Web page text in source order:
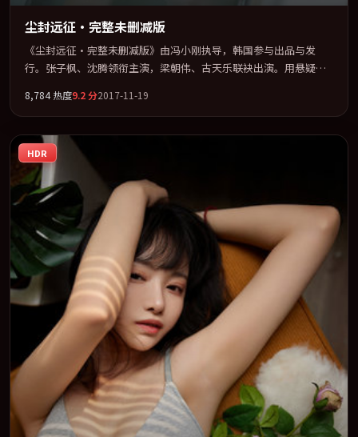
尘封远征·完整未删减版
《尘封远征·完整未删减版》由冯小刚执导，韩国参与出品与发
行。张子枫、沈腾领衔主演，梁朝伟、古天乐联袂出演。用悬疑外
叙事、表演与视听上力求统一。定于 2017-07-14 在内地院线及主流
平台同步亮相，2017 年度话题片中口碑稳健，适合喜欢强情节与人
物弧光的观众完整观看。
8,784热度9.2分2017-11-19
HDR